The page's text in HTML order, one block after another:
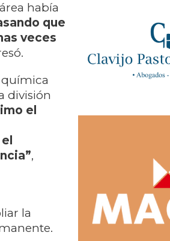
había
que
veces
química
división
el
,
la